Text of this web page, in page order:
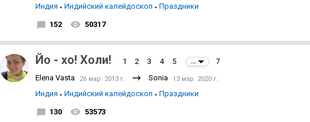
Индийский океан
Индия Индийский калейдоскоп Праздники
152 50317
Йо - хо! Холи! 1 2 3 4 5
7
Elena Vasta
26 мар. 2013 г. Sonia 13 мар. 2020 г.
Индия Индийский калейдоскоп Праздники
130 53573